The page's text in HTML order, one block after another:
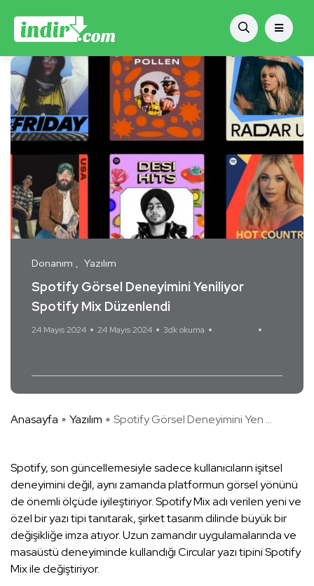
Donanım Yazılım
Spotify Görsel Deneyimini Yeniliyor
Spotify Mix Düzenlendi
24 Mayıs 2024 24 Mayıs 2024 3dk okuma
Anasayfa Yazılım Spotify Görsel Deneyimini Yen ...
Spotify, son güncellemesiyle sadece kullanıcıların işitsel
deneyimini değil, aynı zamanda platformun görsel yönünü
de önemli ölçüde iyileştiriyor. Spotify Mix adı verilen yeni ve
özel bir yazı tipi tanıtarak, şirket tasarım dilinde büyük bir
değişikliğe imza atıyor. Uzun zamandır uygulamalarında ve
masaüstü deneyiminde kullandığı Circular yazı tipini Spotify
Mix ile değiştiriyor.